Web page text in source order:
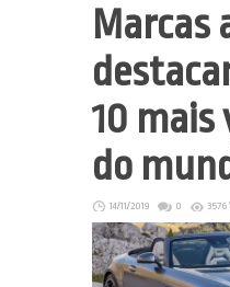
Marcas
10 mais
do
14/11/2019 0